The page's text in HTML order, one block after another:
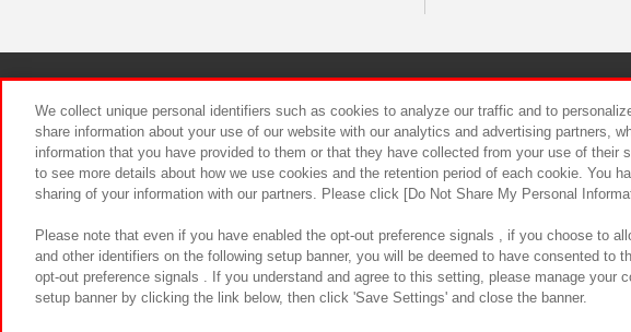
食品のご提供について カス
We collect unique personal identifiers such as cookies to analyze our traffic and to
share information about your use of our website with our analytics and advertising partners,
information that you have provided to them or that they have collected from your use of their
to see more details about how we use cookies and the retention period of each cookie. You
sharing of your information with our partners. Please click [Do Not Share My Personal
Please note that even if you have enabled the opt-out preference signals , if you choose to
and other identifiers on the following setup banner, you will be deemed to have consented to
opt-out preference signals . If you understand and agree to this setting, please manage your
setup banner by clicking the link below, then click 'Save Settings' and close the banner.